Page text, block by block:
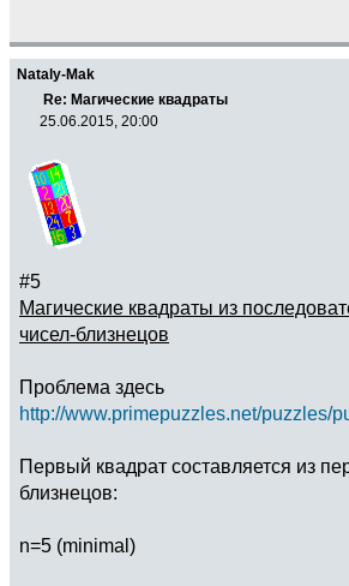
Nataly-Mak
Re: Магические квадраты
25.06.2015, 20:00
#5
Магические квадраты из
чисел-близнецов
Проблема здесь
http://www.primepuzzles.net/puzzles/
Первый квадрат составляется из
близнецов:
n=5 (minimal)